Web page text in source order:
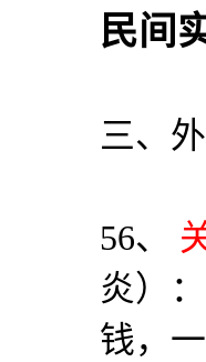
民间
三、
56、
炎）
钱，